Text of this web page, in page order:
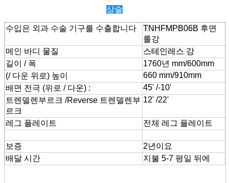
상술
수입은 외과 수술 기구를 수출합니다 TNHFMPB06B 후면
롤강
메인 바디 물질
스테인레스 강
길이 / 폭
1760년 mm/600mm
(/ 다운 위로) 높이
660 mm/910mm
배면 전극 (위로 / 다운) :
45' /-10'
트렌델렌부르크 /Reverse 트렌델렌부
르크
12' /22'
레그 플레이트 전체 레그 플레이트
보증
2년이요
배달 시간
지불 5-7 평일 뒤에